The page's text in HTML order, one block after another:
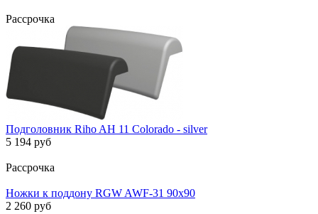
Рассрочка
Подголовник Riho AH 11 Colorado - silver
5 194 руб
Рассрочка
Ножки к поддону RGW AWF-31 90х90
2 260 руб